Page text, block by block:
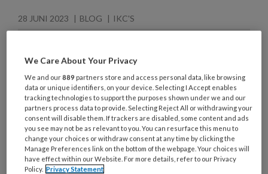
28 JUNI 2023 BLOG IKC'S
We Care About Your Privacy
We and our889 partners store and access personal data, like browsing
data or unique identifiers, on your device. Selecting I Accept enables
tracking technologies to support the purposes shown under we and our
partners process data to provide. Selecting Reject All or withdrawing your
consent will disable them. If trackers are disabled, some content and ads
you see may not be as relevant to you. You can resurface this menu to
change your choices or withdraw consent at any time by clicking the
Manage Preferences link on the bottom of the webpage. Your choices will
have effect within our Website. For more details, refer to our Privacy
Policy. Privacy Statement